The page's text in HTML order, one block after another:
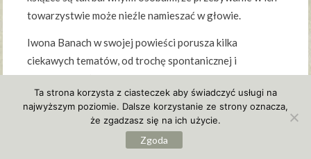
towarzystwie może nieźle namieszać w głowie.
Iwona Banach w swojej powieści porusza kilka
ciekawych tematów, od trochę spontanicznej i
toksycznej miłości, poprzez wątek odnoszący się do
życia seniorów, aż po żądzę mordu nie zawsze w celach
uzyskania korzyści majątkowych.
(…) … ale Dagmara nie była zachwycona.
Ta strona korzysta z ciasteczek aby świadczyć usługi na
najwyższym poziomie. Dalsze korzystanie ze strony oznacza,
że zgadzasz się na ich użycie.
Zgoda